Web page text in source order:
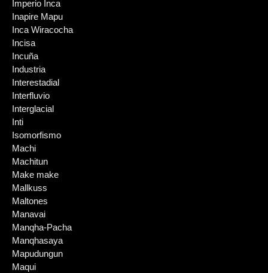
Imperio Inca
Inapire Mapu
Inca Wiracocha
Incisa
Incuña
Industria
Interestadial
Interfluvio
Interglacial
Inti
Isomorfismo
Machi
Machitun
Make make
Mallkuss
Maltones
Manavai
Manqha-Pacha
Manqhasaya
Mapudungun
Maqui